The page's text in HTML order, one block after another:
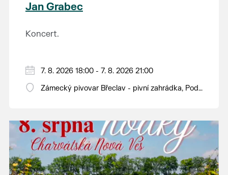
Jan Grabec
Koncert.
7. 8. 2026 18:00 - 7. 8. 2026 21:00
Zámecký pivovar Břeclav - pivní zahrádka, Pod